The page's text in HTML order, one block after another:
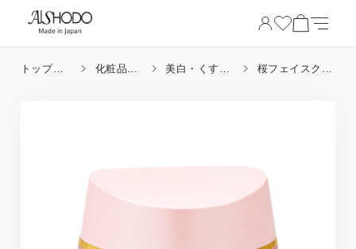
トップペ
化粧品_
美白・くすみ
桜フェイスクリ